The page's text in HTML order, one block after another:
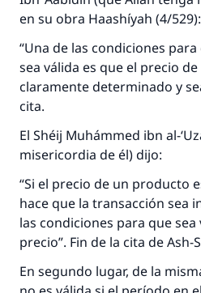
en su obra Haashíyah (4/529):
“Una de las condiciones
sea válida es que el precio
claramente determinado y
cita.
El Shéij Muhámmed ibn al-
misericordia de él) dijo:
“Si el precio de un producto
hace que la transacción sea
las condiciones para que
precio”. Fin de la cita de Ash-
En segundo lugar, de la